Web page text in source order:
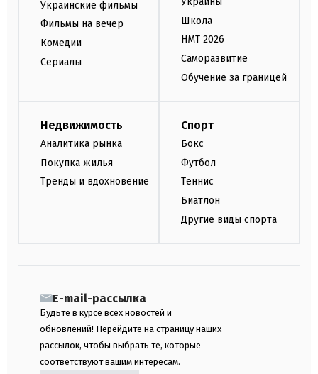
Украинские фильмы
Фильмы на вечер
Комедии
Сериалы
Школа
НМТ 2026
Саморазвитие
Обучение за границей
Недвижимость
Аналитика рынка
Покупка жилья
Тренды и вдохновение
Спорт
Бокс
Футбол
Теннис
Биатлон
Другие виды спорта
E-mail-рассылка
Будьте в курсе всех новостей и
обновлений! Перейдите на страницу наших
рассылок, чтобы выбрать те, которые
соответствуют вашим интересам.